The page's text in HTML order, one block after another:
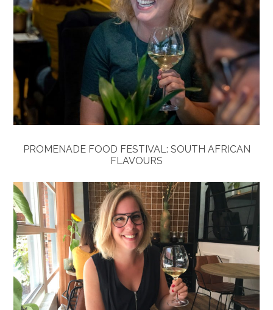
PROMENADE FOOD FESTIVAL: SOUTH AFRICAN
FLAVOURS